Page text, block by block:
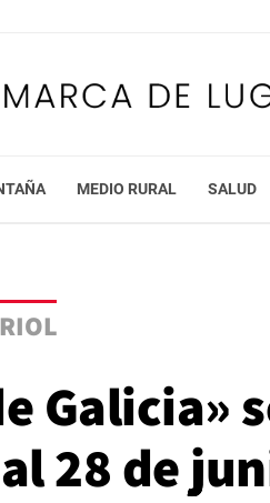
MEDIO RURAL SALUD
Galicia»
28 de